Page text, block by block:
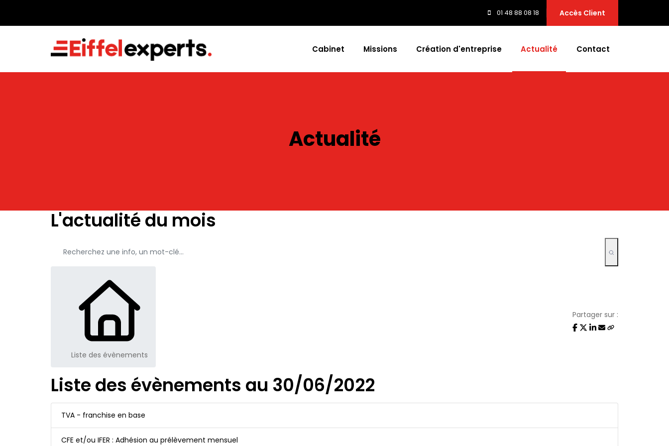
01 48 88 08 18 Accès Client
Cabinet Missions Création d'entreprise Actualité Contact
Actualité
L'actualité du mois
Liste des évènements
Partager sur :
Liste des évènements au 30/06/2022
TVA - franchise en base
CFE et/ou IFER : Adhésion au prélèvement mensuel